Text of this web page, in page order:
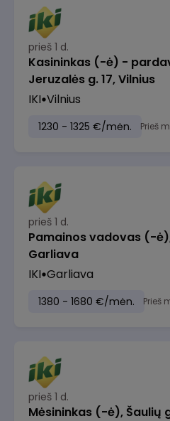
prieš 1 d.
Kasininkas (-ė) -
Jeruzalės g. 17, Vilnius
IKI Vilnius
1230 - 1325 €/mėn. Prieš
prieš 1 d.
Pamainos vadovas (-
Garliava
IKI Garliava
1380 - 1680 €/mėn. Prieš
prieš 1 d.
Mėsininkas (-ė), Šaulių